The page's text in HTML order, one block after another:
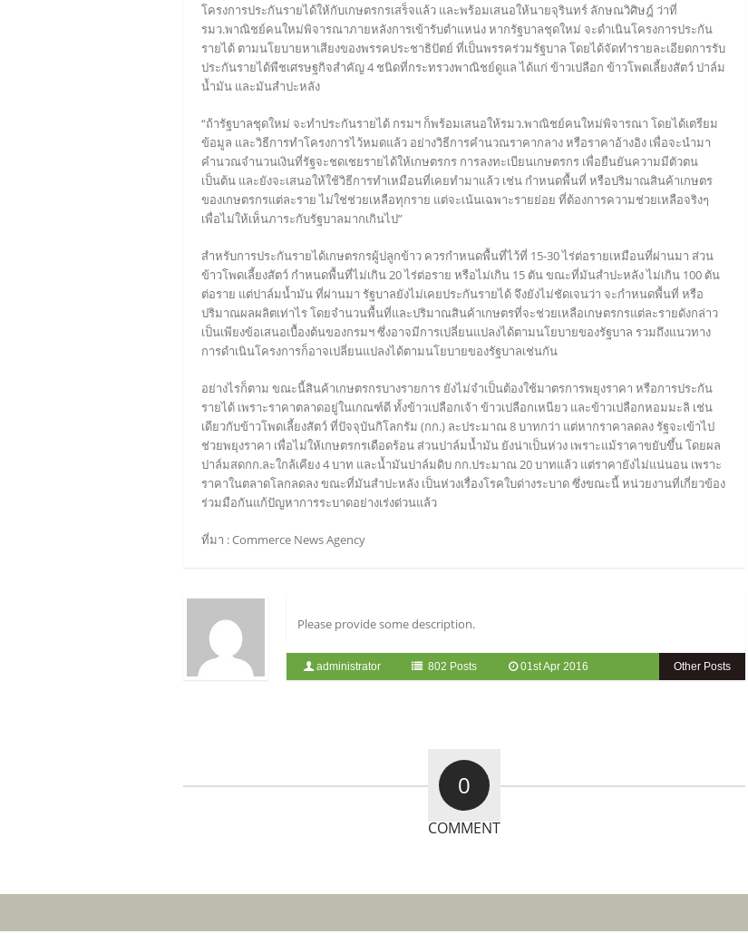
โครงการประกันรายได้ให้กับเกษตรกรเสร็จแล้ว และพร้อมเสนอให้นายจุรินทร์ ลักษณวิศิษฎ์ ว่าที่
รมว.พาณิชย์คนใหม่พิจารณาภายหลังการเข้ารับตำแหน่ง หากรัฐบาลชุดใหม่ จะดำเนินโครงการประกัน
รายได้ ตามนโยบายหาเสียงของพรรคประชาธิปัตย์ ที่เป็นพรรคร่วมรัฐบาล โดยได้จัดทำรายละเอียดการรับ
ประกันรายได้พืชเศรษฐกิจสำคัญ 4 ชนิดที่กระทรวงพาณิชย์ดูแล ได้แก่ ข้าวเปลือก ข้าวโพดเลี้ยงสัตว์ ปาล์ม
น้ำมัน และมันสำปะหลัง
“ถ้ารัฐบาลชุดใหม่ จะทำประกันรายได้ กรมฯ ก็พร้อมเสนอให้รมว.พาณิชย์คนใหม่พิจารณา โดยได้เตรียม
ข้อมูล และวิธีการทำโครงการไว้หมดแล้ว อย่างวิธีการคำนวณราคากลาง หรือราคาอ้างอิง เพื่อจะนำมา
คำนวณจำนวนเงินที่รัฐจะชดเชยรายได้ให้เกษตรกร การลงทะเบียนเกษตรกร เพื่อยืนยันความมีตัวตน
เป็นต้น และยังจะเสนอให้ใช้วิธีการทำเหมือนที่เคยทำมาแล้ว เช่น กำหนดพื้นที่ หรือปริมาณสินค้าเกษตร
ของเกษตรกรแต่ละราย ไม่ใช่ช่วยเหลือทุกราย แต่จะเน้นเฉพาะรายย่อย ที่ต้องการความช่วยเหลือจริงๆ
เพื่อไม่ให้เห็นภาระกับรัฐบาลมากเกินไป”
สำหรับการประกันรายได้เกษตรกรผู้ปลูกข้าว ควรกำหนดพื้นที่ไว้ที่ 15-30 ไร่ต่อรายเหมือนที่ผ่านมา ส่วน
ข้าวโพดเลี้ยงสัตว์ กำหนดพื้นที่ไม่เกิน 20 ไร่ต่อราย หรือไม่เกิน 15 ตัน ขณะที่มันสำปะหลัง ไม่เกิน 100 ตัน
ต่อราย แต่ปาล์มน้ำมัน ที่ผ่านมา รัฐบาลยังไม่เคยประกันรายได้ จึงยังไม่ชัดเจนว่า จะกำหนดพื้นที่ หรือ
ปริมาณผลผลิตเท่าไร โดยจำนวนพื้นที่และปริมาณสินค้าเกษตรที่จะช่วยเหลือเกษตรกรแต่ละรายดังกล่าว
เป็นเพียงข้อเสนอเบื้องต้นของกรมฯ ซึ่งอาจมีการเปลี่ยนแปลงได้ตามนโยบายของรัฐบาล รวมถึงแนวทาง
การดำเนินโครงการก็อาจเปลี่ยนแปลงได้ตามนโยบายของรัฐบาลเช่นกัน
อย่างไรก็ตาม ขณะนี้สินค้าเกษตรกรบางรายการ ยังไม่จำเป็นต้องใช้มาตรการพยุงราคา หรือการประกัน
รายได้ เพราะราคาตลาดอยู่ในเกณฑ์ดี ทั้งข้าวเปลือกเจ้า ข้าวเปลือกเหนียว และข้าวเปลือกหอมมะลิ เช่น
เดียวกับข้าวโพดเลี้ยงสัตว์ ที่ปัจจุบันกิโลกรัม (กก.) ละประมาณ 8 บาทกว่า แต่หากราคาลดลง รัฐจะเข้าไป
ช่วยพยุงราคา เพื่อไม่ให้เกษตรกรเดือดร้อน ส่วนปาล์มน้ำมัน ยังน่าเป็นห่วง เพราะแม้ราคาขยับขึ้น โดยผล
ปาล์มสดกก.ละใกล้เคียง 4 บาท และน้ำมันปาล์มดิบ กก.ประมาณ 20 บาทแล้ว แต่ราคายังไม่แน่นอน เพราะ
ราคาในตลาดโลกลดลง ขณะที่มันสำปะหลัง เป็นห่วงเรื่องโรคใบด่างระบาด ซึ่งขณะนี้ หน่วยงานที่เกี่ยวข้อง
ร่วมมือกันแก้ปัญหาการระบาดอย่างเร่งด่วนแล้ว
ที่มา : Commerce News Agency
Please provide some description.
administrator 802 Posts 01st Apr 2016 Other Posts
0
COMMENT